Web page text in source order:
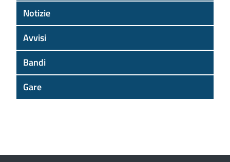
Notizie
Avvisi
Bandi
Gare